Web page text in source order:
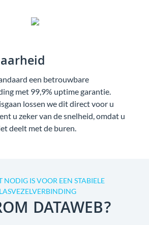
een betrouwbare
met 99,9% uptime garantie.
lossen we dit direct voor u
u zeker van de snelheid, omdat u
deelt met de buren.
NODIG IS VOOR EEN STABIELE
DATAWEB?